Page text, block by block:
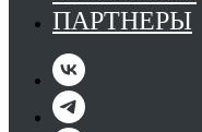
ПАРТНЕРЫ